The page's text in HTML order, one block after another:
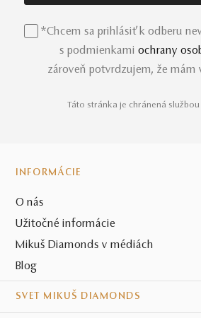
*Chcem sa prihlásiť k odberu
s podmienkami ochrany
zároveň potvrdzujem, že mám
Táto stránka je chránená službou
INFORMÁCIE
O nás
Užitočné informácie
Mikuš Diamonds v médiách
Blog
SVET MIKUŠ DIAMONDS